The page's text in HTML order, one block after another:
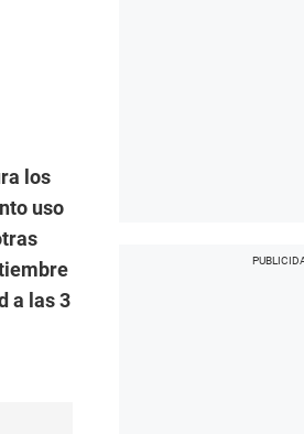
los
uso
a las 3